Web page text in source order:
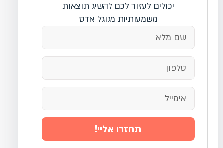
יכולים לעזור לכם להשיג תוצאות
משמעותיות מגוגל אדס
תחזרו אליי!